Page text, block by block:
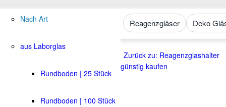
Nach Art
aus Laborglas
Rundboden | 25 Stück
Rundboden | 100 Stück
Reagenzgläser Deko
Zurück zu: Reagenzglashalter
günstig kaufen